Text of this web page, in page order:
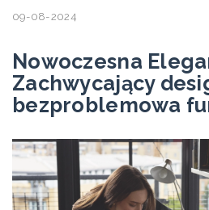
09-08-2024
Nowoczesna
Zachwycający
bezproblemowa